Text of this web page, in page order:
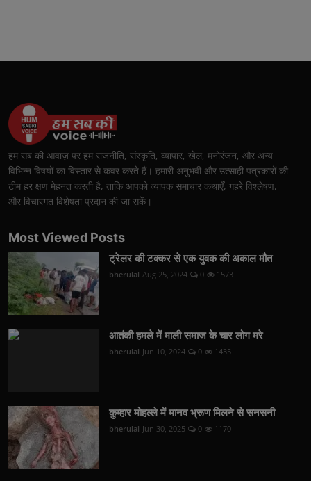
हम सब की आवाज़ पर हम राजनीति, संस्कृति, व्यापार, खेल, मनोरंजन, और अन्य
विभिन्न विषयों का विस्तार से कवर करते हैं। हमारी अनुभवी और उत्साही पत्रकारों की
टीम हर क्षण मेहनत करती है, ताकि आपको व्यापक समाचार कथाएँ, गहरे विश्लेषण,
और विचारगत विशेषता प्रदान की जा सकें।
Most Viewed Posts
ट्रेलर की टक्कर से एक युवक की अकाल मौत
bherulal Aug 25, 2024 0 1573
आतंकी हमले में माली समाज के चार लोग मरे
bherulal Jun 10, 2024 0 1435
कुम्हार मोहल्ले में मानव भ्रूण मिलने से सनसनी
bherulal Jun 30, 2025 0 1170